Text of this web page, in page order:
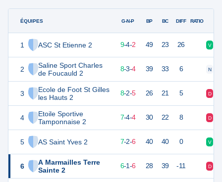
ÉQUIPES
1 ASC St Etienne 2
2
Saline Sport Charles
de Foucauld 2
3
Ecole de Foot St Gilles
les Hauts 2
4
Etoile Sportive
Tamponnaise 2
5 AS Saint Yves 2
6
A Marmailles Terre
Sainte 2
G-N-P BP BC DIFF RATIO
46 9-4-2 49 23 26 V
42 8-3-4 39 33 6 N
41 15 8-2-5 26 21 5 D
7-4-4 30 22 8 D
38 7-2-6 40 40 0 V
32 6-1-6 28 39 -11 D